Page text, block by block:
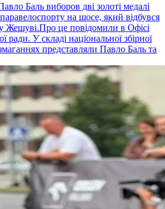
Баль виборов дві золоті медалі
на шосе, який відбувся
Жешуві.Про це повідомили в Офісі
ради. У складі національної збірної
представляли Павло Баль та